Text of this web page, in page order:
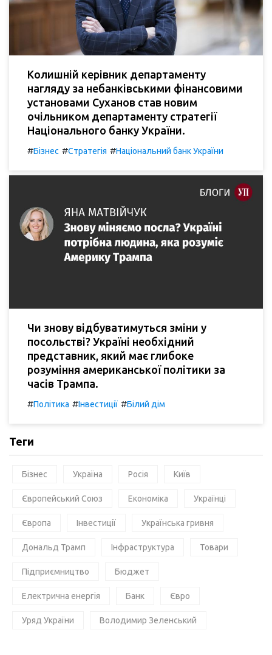
Колишній керівник департаменту
нагляду за небанківськими фінансовими
установами Суханов став новим
очільником департаменту стратегії
Національного банку України.
#Бізнес #Стратегія #Національний банк України
Чи знову відбуватимуться зміни у
посольстві? Україні необхідний
представник, який має глибоке
розуміння американської політики за
часів Трампа.
#Політика #Інвестиції #Білий дім
Теги
Бізнес Україна Росія Київ
Європейський Союз Економіка Українці
Європа Інвестиції Українська гривня
Дональд Трамп Інфраструктура Товари
Підприємництво Бюджет
Електрична енергія Банк Євро
Уряд України Володимир Зеленський